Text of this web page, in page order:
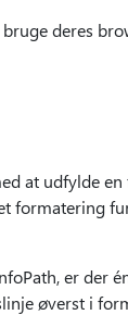
deres
at udfylde
formatering
er der
øverst i